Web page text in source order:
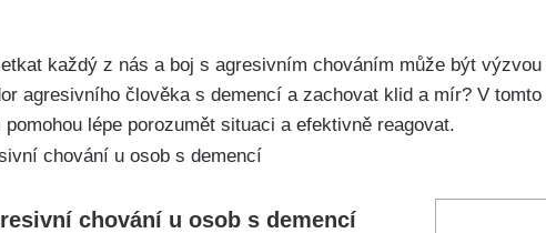
každý z nás a boj s agresivním chováním může být
agresivního člověka s demencí a zachovat klid a mír? V
lépe porozumět situaci a efektivně reagovat.
chování u osob s demencí